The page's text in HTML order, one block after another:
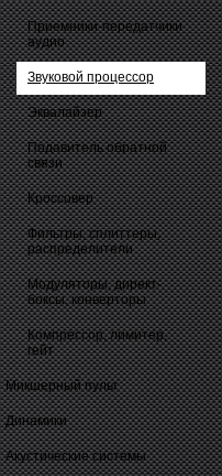
Приемники-передатчики
аудио
Звуковой процессор
Эквалайзер
Подавитель обратной
связи
Кроссовер
Фильтры, сплиттеры,
распределители
Модуляторы, директ-
боксы, конверторы
Компрессор, лимитер,
гейт
Микшерный пульт
Динамики
Акустические системы